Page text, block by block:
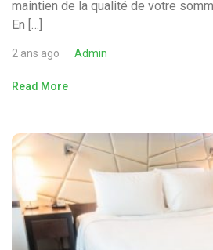
maintien de la qualité de votre
En […]
2 ans ago Admin
Read More